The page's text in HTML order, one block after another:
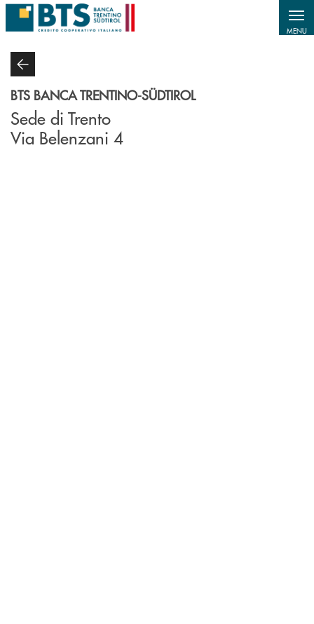
Salta al contenuto principale
MENU
BTS BANCA TRENTINO-SÜDTIROL
Sede di Trento
Via Belenzani 4